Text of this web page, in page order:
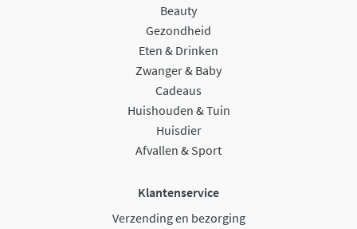
Beauty
Gezondheid
Eten & Drinken
Zwanger & Baby
Cadeaus
Huishouden & Tuin
Huisdier
Afvallen & Sport
Klantenservice
Verzending en bezorging